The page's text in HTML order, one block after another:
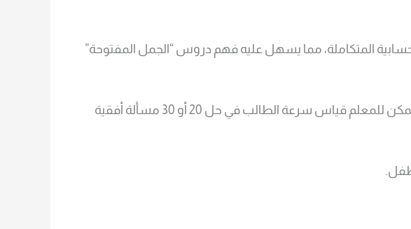
المتكاملة، مما يسهل عليه فهم دروس “الجمل المفتوحة”
صُممت الورقة لتكون “اختباراً زمنياً” (Time Trial) حيث يمكن للمعلم قياس سرعة الطالب في حل 20 أو 30 مسألة أفقية